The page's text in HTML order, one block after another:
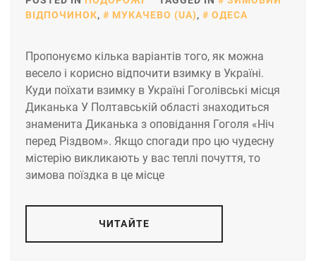
ВІДПОЧИНОК, МУКАЧЕВО (UA), ОДЕСА
Пропонуємо кілька варіантів того, як можна
весело і корисно відпочити взимку в Україні.
Куди поїхати взимку в Україні Гоголівські місця
Диканька У Полтавській області знаходиться
знаменита Диканька з оповідання Гоголя «Ніч
перед Різдвом». Якщо спогади про цю чудесну
містерію викликають у вас теплі почуття, то
зимова поїздка в це місце
ЧИТАЙТЕ